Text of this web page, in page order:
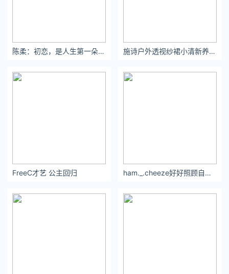
陈柔：初恋，是人生第一朵绽开的鲜花。 施诗户外透视纱裙小清新养眼梦幻唯美香艳图片
FreeC才艺 公主回归 ham._.cheeze好好照顾自己，不要奢望别人来疼你，别人都很忙的。